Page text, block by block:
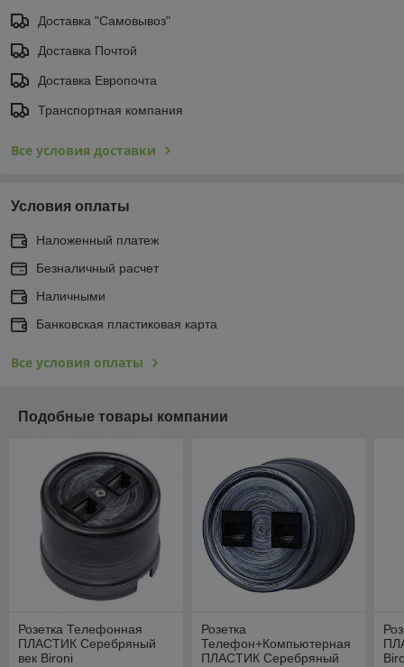
Доставка "Самовывоз"
Доставка Почтой
Доставка Европочта
Транспортная компания
Все условия доставки
Условия оплаты
Наложенный платеж
Безналичный расчет
Наличными
Банковская пластиковая карта
Все условия оплаты
Подобные товары компании
Розетка Телефонная
ПЛАСТИК Серебряный
век Bironi
Розетка
Телефон+Компьютерная
ПЛАСТИК Серебряный